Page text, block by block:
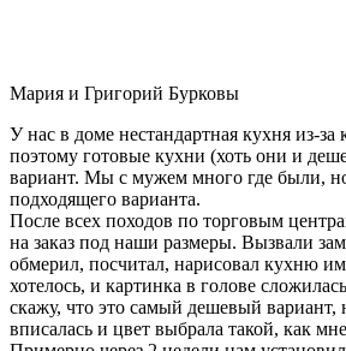
Мария и Григорий Бурковы
У нас в доме нестандартная кухня из-за
поэтому готовые кухни (хоть они и
вариант. Мы с мужем много где были,
подходящего варианта.
После всех походов по торговым
на заказ под наши размеры. Вызвали
обмерил, посчитал, нарисовал кухню
хотелось, и картинка в голове
скажу, что это самый дешевый вариант,
вписалась и цвет выбрала такой, как